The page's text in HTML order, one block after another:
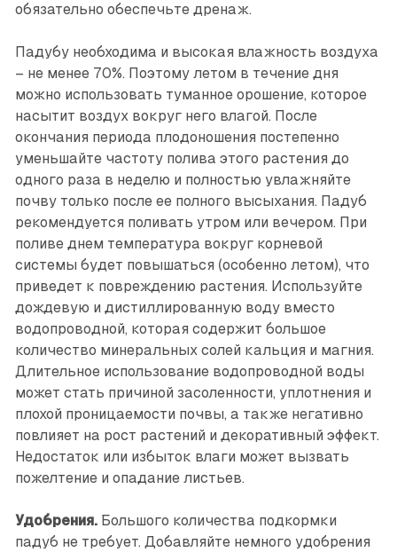
обязательно обеспечьте дренаж.
Падубу необходима и высокая влажность воздуха
– не менее 70%. Поэтому летом в течение дня
можно использовать туманное орошение, которое
насытит воздух вокруг него влагой. После
окончания периода плодоношения постепенно
уменьшайте частоту полива этого растения до
одного раза в неделю и полностью увлажняйте
почву только после ее полного высыхания. Падуб
рекомендуется поливать утром или вечером. При
поливе днем температура вокруг корневой
системы будет повышаться (особенно летом), что
приведет к повреждению растения. Используйте
дождевую и дистиллированную воду вместо
водопроводной, которая содержит большое
количество минеральных солей кальция и магния.
Длительное использование водопроводной воды
может стать причиной засоленности, уплотнения и
плохой проницаемости почвы, а также негативно
повлияет на рост растений и декоративный эффект.
Недостаток или избыток влаги может вызвать
пожелтение и опадание листьев.
Удобрения.Большого количества подкормки
падуб не требует. Добавляйте немного удобрения